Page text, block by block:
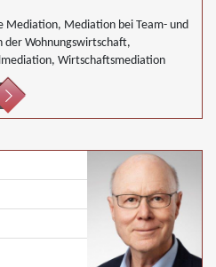
Mediation, Mediation bei Team- und
Wohnungswirtschaft,
Wirtschaftsmediation